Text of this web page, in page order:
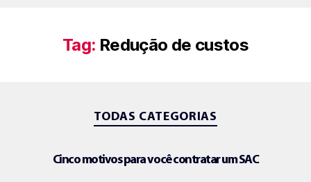
Tag: Redução de custos
TODAS CATEGORIAS
Cinco motivos para você contratar um SAC